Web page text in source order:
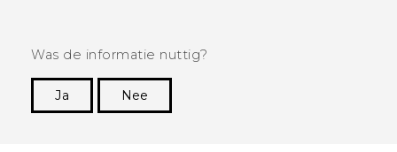
Was de informatie nuttig?
Ja
Nee